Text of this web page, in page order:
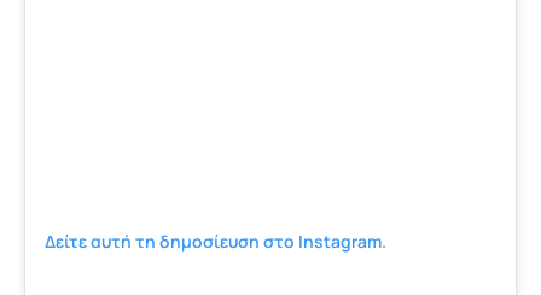
Δείτε αυτή τη δημοσίευση στο Instagram.